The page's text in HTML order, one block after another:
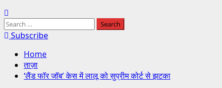
Subscribe
Home
ताज़ा
‘लैंड फॉर जॉब’ केस में लालू को सुप्रीम कोर्ट से झटका